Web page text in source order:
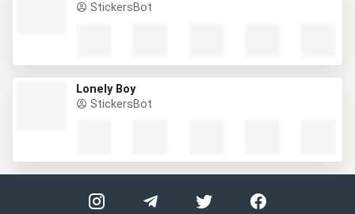
StickersBot
Lonely Boy
StickersBot